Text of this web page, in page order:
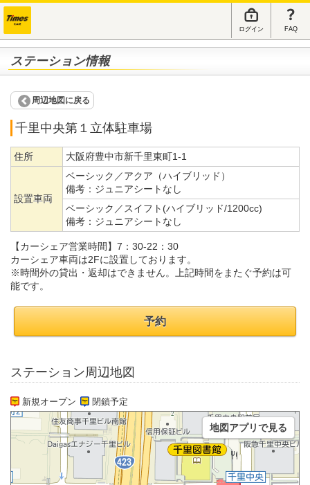
ログイン FAQ
ステーション情報
周辺地図に戻る
千里中央第１立体駐車場
住所 大阪府豊中市新千里東町1-1
設置車両
ベーシック／アクア（ハイブリッド）
備考： ジュニアシートなし
ベーシック／スイフト(ハイブリッド/1200cc)
備考： ジュニアシートなし
【カーシェア営業時間】7：30-22：30
カーシェア車両は2Fに設置しております。
※時間外の貸出・返却はできません。上記時間をまたぐ予約は可
能です。
予約
ステーション周辺地図
新規オープン 閉鎖予定
地図アプリで見る